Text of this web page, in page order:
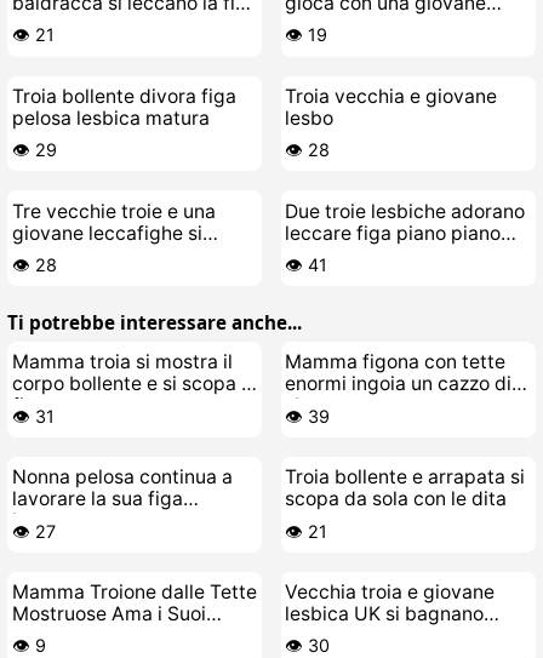
e si fanno scopare con la
lingua
👁️ 21
lesbica porca da paura
👁️ 19
Troia bollente divora figa
pelosa lesbica matura
👁️ 29
Troia vecchia e giovane
lesbo
👁️ 28
Tre vecchie troie e una
giovane leccafighe si
bagnano fradice di piscia e
sborra
👁️ 28
Due troie lesbiche adorano
leccare figa piano piano
con passione
👁️ 41
Ti potrebbe interessare anche...
Mamma troia si mostra il
corpo bollente e si scopa la
figa
👁️ 31
Mamma figona con tette
enormi ingoia un cazzo di
sborra
👁️ 39
Nonna pelosa continua a
lavorare la sua figa
bagnata
👁️ 27
Troia bollente e arrapata si
scopa da sola con le dita
👁️ 21
Mamma Troione dalle Tette
Mostruose Ama i Suoi
Giocattoli del Cazzo
👁️ 9
Vecchia troia e giovane
lesbica UK si bagnano
come puttane
👁️ 30